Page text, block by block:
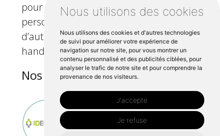
Nous utilisons des cookies
Nous utilisons des cookies et d'autres technologies
de suivi pour améliorer votre expérience de
navigation sur notre site, pour vous montrer un
contenu personnalisé et des publicités ciblées, pour
analyser le trafic de notre site et pour comprendre la
provenance de nos visiteurs.
J'accepte
Je refuse
pour répondre aux besoins réels des
personnes en convalescence, en perte
d’autonomie ou en situation de
handicap.
Nos catalogues :